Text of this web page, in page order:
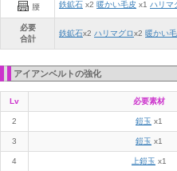
腰 鉄鉱石 x2 暖かい毛皮 x1 ハリマ
必要
合計
鉄鉱石x2 ハリマグロx2 暖かい
アイアンベルトの強化
Lv 必要素材
2 鎧玉 x1
3 鎧玉 x1
4 上鎧玉 x1